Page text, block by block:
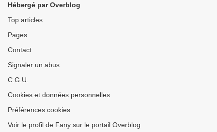
Hébergé par Overblog
Top articles
Pages
Contact
Signaler un abus
C.G.U.
Cookies et données personnelles
Préférences cookies
Voir le profil de Fany sur le portail Overblog